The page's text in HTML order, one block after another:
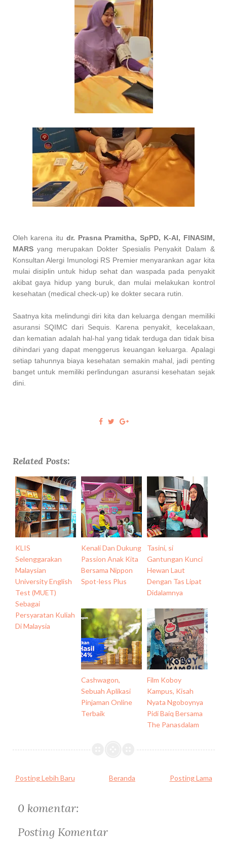
Oleh karena itu dr. Prasna Pramitha, SpPD, K-AI, FINASIM,
MARSyang merupakan Dokter Spesialis Penyakit Dalam &
Konsultan Alergi Imunologi RS Premier menyarankan agar kita
mulai disiplin untuk hidup sehat dan waspada pada penyakit
akibat gaya hidup yang buruk, dan mulai melakukan kontrol
kesehatan (medical check-up) ke dokter secara rutin.
Saatnya kita melindungi diri kita dan keluarga dengan memiliki
asuransi SQIMC dari Sequis. Karena penyakit, kecelakaan,
dan kematian adalah hal-hal yang tidak terduga dan tidak bisa
dihindari yang dapat menggerus keuangan keluarga. Apalagi
setiap tahunnya biaya kesehatan semakin mahal, jadi penting
banget untuk memiliki perlindungan asuransi kesehatan sejak
dini.
Related Posts:
KLIS
Selenggarakan
Malaysian
University English
Test (MUET)
Sebagai
Persyaratan Kuliah
Di Malaysia
Kenali Dan Dukung
Passion Anak Kita
Bersama Nippon
Spot-less Plus
Tasini, si
Gantungan Kunci
Hewan Laut
Dengan Tas Lipat
Didalamnya
Cashwagon,
Sebuah Aplikasi
Pinjaman Online
Terbaik
Film Koboy
Kampus, Kisah
Nyata Ngoboynya
Pidi Baiq Bersama
The Panasdalam
Posting Lebih Baru Posting Lama
Beranda
0 komentar:
Posting Komentar